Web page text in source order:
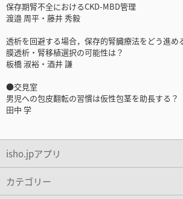
保存期腎不全におけるCKD-MBD管理
渡邉 周平・藤井 秀毅
透析を回避する場合，保存的腎臓療法をどう進
膜透析・腎移植選択の可能性は？
板橋 淑裕・酒井 謙
●交見室
男児への包皮翻転の習慣は仮性包茎を助長する？
田中 学
isho.jpアプリ
カテゴリー